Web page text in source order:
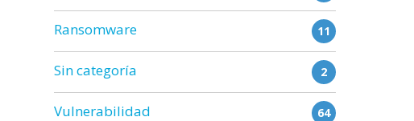
Ransomware 11
Sin categoría 2
Vulnerabilidad 64